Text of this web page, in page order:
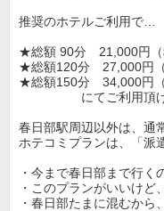
推奨のホテルご利用で…
★総額 90分 21,000円
★総額120分 27,000円
★総額150分 34,000円
にてご利用頂け
春日部駅周辺以外は、通
ホテコミプランは、「派
・今まで春日部まで行く
・このプランがいいけど
・春日部たまに混むから